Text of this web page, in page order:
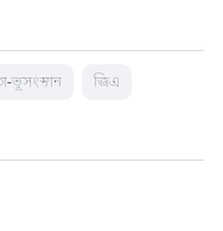
ভূসংস্থান জিএ